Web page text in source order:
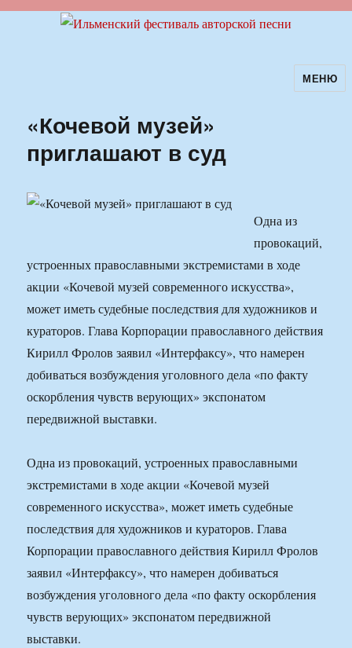
Ильменский фестиваль авторскойМЕНЮ
«Кочевой музей»
приглашают в суд
Одна из
провокаций,
устроенных православными экстремистами в ходе
акции «Кочевой музей современного искусства»,
может иметь судебные последствия для художников и
кураторов. Глава Корпорации православного действия
Кирилл Фролов заявил «Интерфаксу», что намерен
добиваться возбуждения уголовного дела «по факту
оскорбления чувств верующих» экспонатом
передвижной выставки.
Одна из провокаций, устроенных православными
экстремистами в ходе акции «Кочевой музей
современного искусства», может иметь судебные
последствия для художников и кураторов. Глава
Корпорации православного действия Кирилл Фролов
заявил «Интерфаксу», что намерен добиваться
возбуждения уголовного дела «по факту оскорбления
чувств верующих» экспонатом передвижной
выставки.